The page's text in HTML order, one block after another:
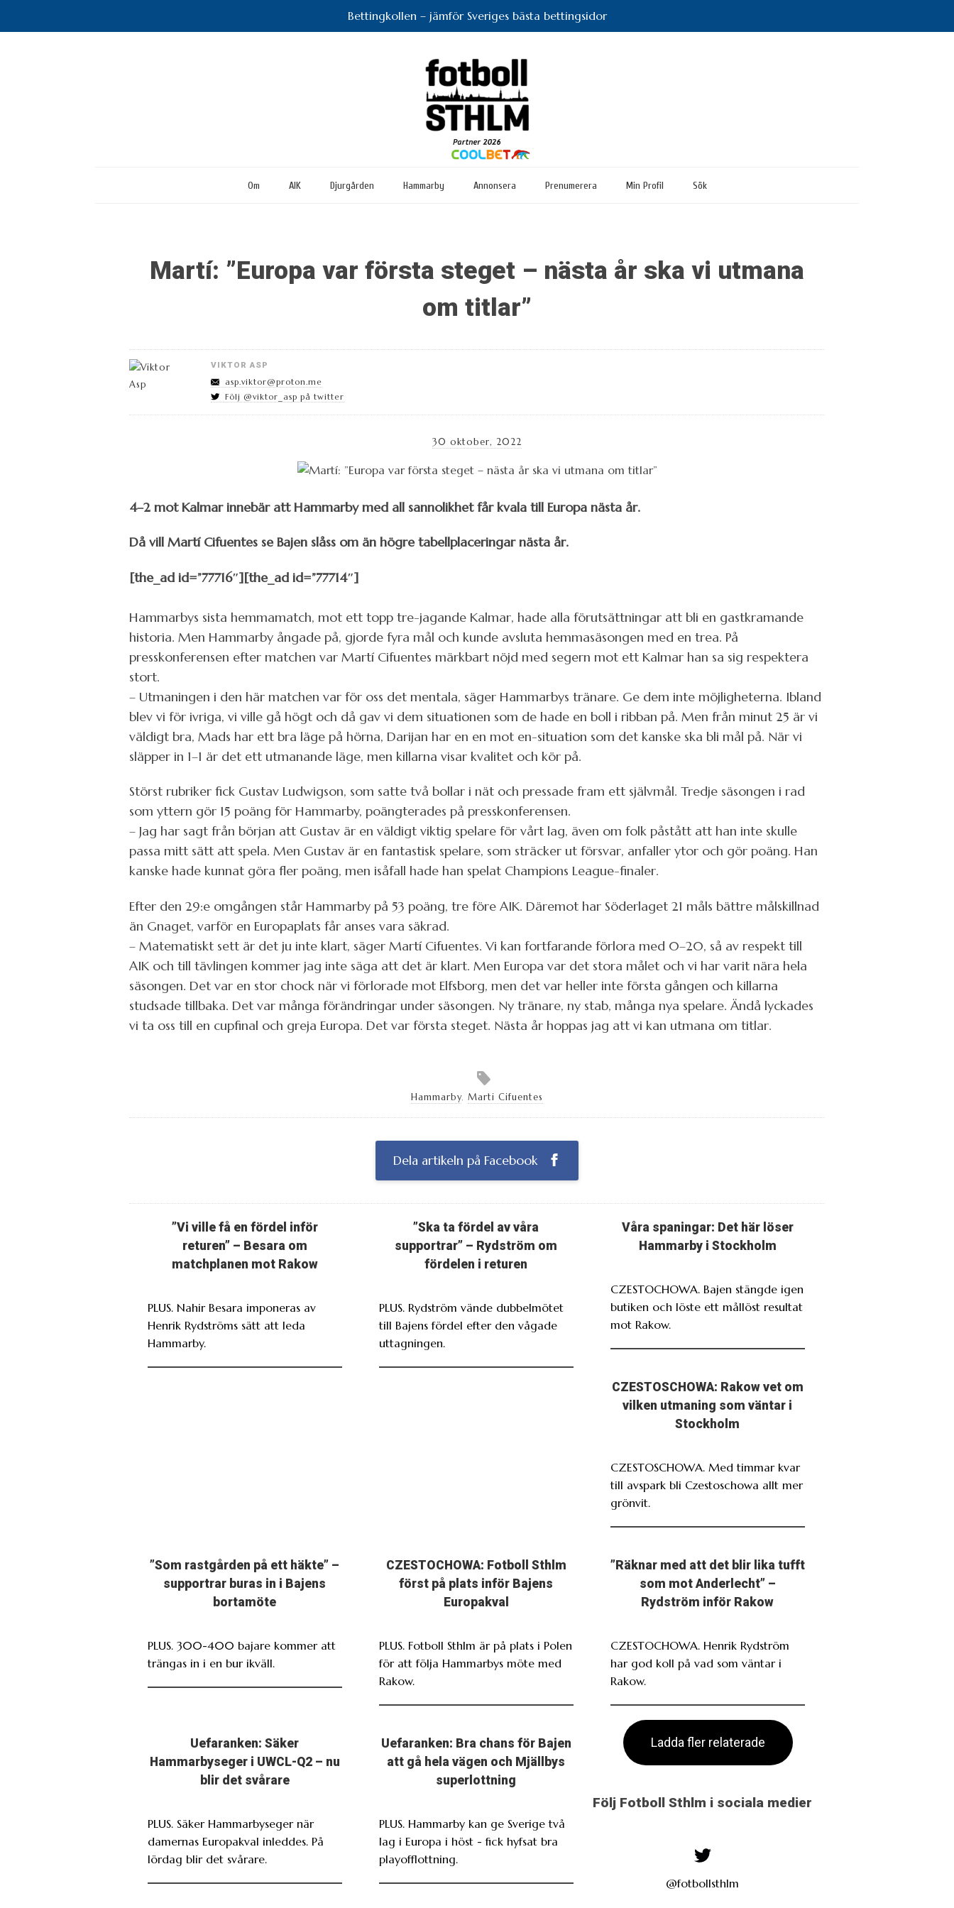
Bettingkollen – jämför Sveriges bästa bettingsidor
Om AIK Djurgården Hammarby Annonsera Prenumerera Min Profil Sök
Martí: ”Europa var första steget – nästa år ska vi utmana
om titlar”
VIKTOR ASP
asp.viktor@proton.me
Följ @viktor_asp på twitter
30 oktober, 2022
4–2 mot Kalmar innebär att Hammarby med all sannolikhet får kvala till Europa nästa år.
Då vill Martí Cifuentes se Bajen slåss om än högre tabellplaceringar nästa år.
[the_ad id=”77716″][the_ad id=”77714″]
Hammarbys sista hemmamatch, mot ett topp tre-jagande Kalmar, hade alla förutsättningar att bli en gastkramande
historia. Men Hammarby ångade på, gjorde fyra mål och kunde avsluta hemmasäsongen med en trea. På
presskonferensen efter matchen var Martí Cifuentes märkbart nöjd med segern mot ett Kalmar han sa sig respektera
stort.
– Utmaningen i den här matchen var för oss det mentala, säger Hammarbys tränare. Ge dem inte möjligheterna. Ibland
blev vi för ivriga, vi ville gå högt och då gav vi dem situationen som de hade en boll i ribban på. Men från minut 25 är vi
väldigt bra, Mads har ett bra läge på hörna, Darijan har en en mot en-situation som det kanske ska bli mål på. När vi
släpper in 1–1 är det ett utmanande läge, men killarna visar kvalitet och kör på.
Störst rubriker fick Gustav Ludwigson, som satte två bollar i nät och pressade fram ett självmål. Tredje säsongen i rad
som yttern gör 15 poäng för Hammarby, poängterades på presskonferensen.
– Jag har sagt från början att Gustav är en väldigt viktig spelare för vårt lag, även om folk påstått att han inte skulle
passa mitt sätt att spela. Men Gustav är en fantastisk spelare, som sträcker ut försvar, anfaller ytor och gör poäng. Han
kanske hade kunnat göra fler poäng, men isåfall hade han spelat Champions League-finaler.
Efter den 29:e omgången står Hammarby på 53 poäng, tre före AIK. Däremot har Söderlaget 21 måls bättre målskillnad
än Gnaget, varför en Europaplats får anses vara säkrad.
– Matematiskt sett är det ju inte klart, säger Martí Cifuentes. Vi kan fortfarande förlora med 0–20, så av respekt till
AIK och till tävlingen kommer jag inte säga att det är klart. Men Europa var det stora målet och vi har varit nära hela
säsongen. Det var en stor chock när vi förlorade mot Elfsborg, men det var heller inte första gången och killarna
studsade tillbaka. Det var många förändringar under säsongen. Ny tränare, ny stab, många nya spelare. Ändå lyckades
vi ta oss till en cupfinal och greja Europa. Det var första steget. Nästa år hoppas jag att vi kan utmana om titlar.
Hammarby, Marti Cifuentes
Dela artikeln på Facebook
”Vi ville få en fördel inför
returen” – Besara om
matchplanen mot Rakow
PLUS. Nahir Besara imponeras av
Henrik Rydströms sätt att leda
Hammarby.
”Ska ta fördel av våra
supportrar” – Rydström om
fördelen i returen
PLUS. Rydström vände dubbelmötet
till Bajens fördel efter den vågade
uttagningen.
Våra spaningar: Det här löser
Hammarby i Stockholm
CZESTOCHOWA. Bajen stängde igen
butiken och löste ett mållöst resultat
mot Rakow.
CZESTOSCHOWA: Rakow vet om
vilken utmaning som väntar i
Stockholm
CZESTOSCHOWA. Med timmar kvar
till avspark bli Czestoschowa allt mer
grönvit.
”Som rastgården på ett häkte” –
supportrar buras in i Bajens
bortamöte
PLUS. 300-400 bajare kommer att
trängas in i en bur ikväll.
CZESTOCHOWA: Fotboll Sthlm
först på plats inför Bajens
Europakval
PLUS. Fotboll Sthlm är på plats i Polen
för att följa Hammarbys möte med
Rakow.
”Räknar med att det blir lika tufft
som mot Anderlecht” –
Rydström inför Rakow
CZESTOCHOWA. Henrik Rydström
har god koll på vad som väntar i
Rakow.
Uefaranken: Säker
Hammarbyseger i UWCL-Q2 – nu
blir det svårare
PLUS. Säker Hammarbyseger när
damernas Europakval inleddes. På
lördag blir det svårare.
Uefaranken: Bra chans för Bajen
att gå hela vägen och Mjällbys
superlottning
PLUS. Hammarby kan ge Sverige två
lag i Europa i höst - fick hyfsat bra
playofflottning.
Ladda fler relaterade
Följ Fotboll Sthlm i sociala medier
@fotbollsthlm